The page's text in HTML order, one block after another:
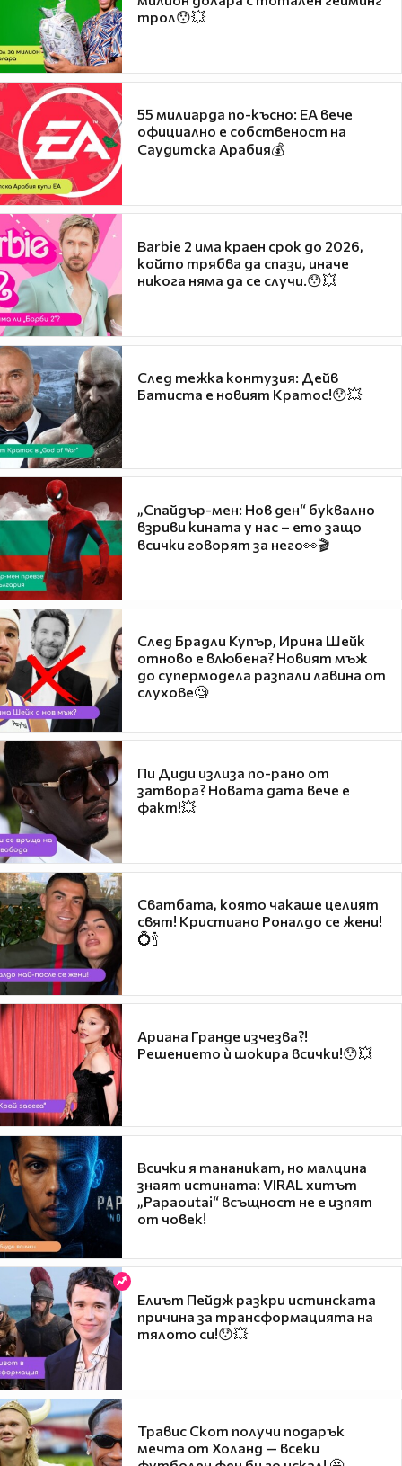
трол😯💥
55 милиарда по-късно: EA вече
официално е собственост на
Саудитска Арабия💰
Barbie 2 има краен срок до 2026,
който трябва да спази, иначе
никога няма да се случи.😯💥
След тежка контузия: Дейв
Батиста е новият Кратос!😯💥
„Спайдър-мен: Нов ден“ буквално
взриви кината у нас – ето защо
всички говорят за него👀🎬
След Брадли Купър, Ирина Шейк
отново е влюбена? Новият мъж
до супермодела разпали лавина от
слухове🧐
Пи Диди излиза по-рано от
затвора? Новата дата вече е
факт!💥
Сватбата, която чакаше целият
свят! Кристиано Роналдо се жени!
💍🍾
Ариана Гранде изчезва?!
Решението ѝ шокира всички!😯💥
Всички я тананикат, но малцина
знаят истината: VIRAL хитът
„Papaoutai“ всъщност не е изпят
от човек!
Елиът Пейдж разкри истинската
причина за трансформацията на
тялото си!😯💥
Травис Скот получи подарък
мечта от Холанд — всеки